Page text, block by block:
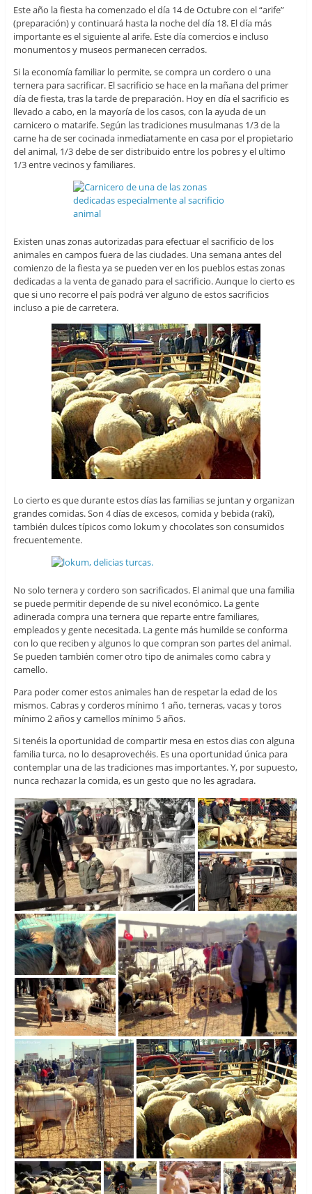
Este año la fiesta ha comenzado el día 14 de Octubre con el “arife”
(preparación) y continuará hasta la noche del día 18. El día más
importante es el siguiente al arife. Este día comercios e incluso
monumentos y museos permanecen cerrados.
Si la economía familiar lo permite, se compra un cordero o una
ternera para sacrificar. El sacrificio se hace en la mañana del primer
día de fiesta, tras la tarde de preparación. Hoy en día el sacrificio es
llevado a cabo, en la mayoría de los casos, con la ayuda de un
carnicero o matarife. Según las tradiciones musulmanas 1/3 de la
carne ha de ser cocinada inmediatamente en casa por el propietario
del animal, 1/3 debe de ser distribuido entre los pobres y el ultimo
1/3 entre vecinos y familiares.
Existen unas zonas autorizadas para efectuar el sacrificio de los
animales en campos fuera de las ciudades. Una semana antes del
comienzo de la fiesta ya se pueden ver en los pueblos estas zonas
dedicadas a la venta de ganado para el sacrificio. Aunque lo cierto es
que si uno recorre el país podrá ver alguno de estos sacrificios
incluso a pie de carretera.
Lo cierto es que durante estos días las familias se juntan y organizan
grandes comidas. Son 4 días de excesos, comida y bebida (rakî),
también dulces típicos como lokum y chocolates son consumidos
frecuentemente.
No solo ternera y cordero son sacrificados. El animal que una familia
se puede permitir depende de su nivel económico. La gente
adinerada compra una ternera que reparte entre familiares,
empleados y gente necesitada. La gente más humilde se conforma
con lo que reciben y algunos lo que compran son partes del animal.
Se pueden también comer otro tipo de animales como cabra y
camello.
Para poder comer estos animales han de respetar la edad de los
mismos. Cabras y corderos mínimo 1 año, terneras, vacas y toros
mínimo 2 años y camellos mínimo 5 años.
Si tenéis la oportunidad de compartir mesa en estos dias con alguna
familia turca, no lo desaprovechéis. Es una oportunidad única para
contemplar una de las tradiciones mas importantes. Y, por supuesto,
nunca rechazar la comida, es un gesto que no les agradara.